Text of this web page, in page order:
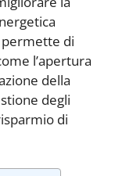
permette di
l’apertura
della
degli
di